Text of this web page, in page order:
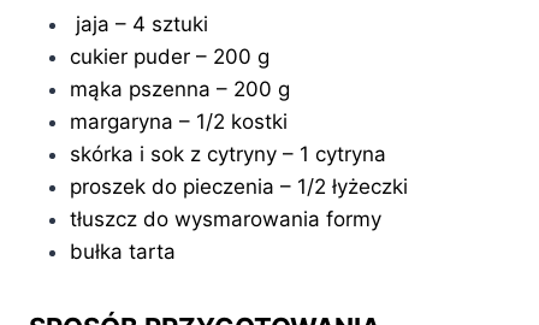
jaja – 4 sztuki
cukier puder – 200 g
mąka pszenna – 200 g
margaryna – 1/2 kostki
skórka i sok z cytryny – 1 cytryna
proszek do pieczenia – 1/2 łyżeczki
tłuszcz do wysmarowania formy
bułka tarta